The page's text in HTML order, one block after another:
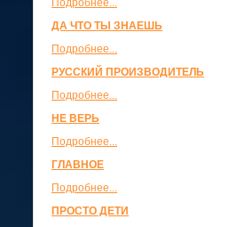
Подробнее...
ДА ЧТО ТЫ ЗНАЕШЬ
Подробнее...
РУССКИЙ ПРОИЗВОДИТЕЛЬ
Подробнее...
НЕ ВЕРЬ
Подробнее...
ГЛАВНОЕ
Подробнее...
ПРОСТО ДЕТИ